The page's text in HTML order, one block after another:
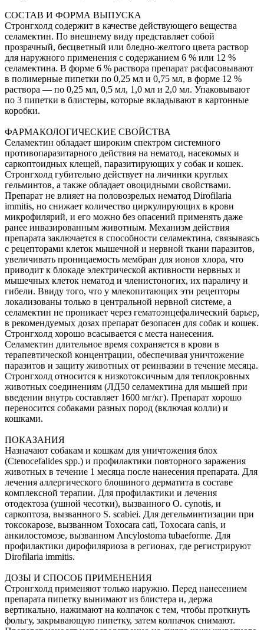
СОСТАВ И ФОРМА ВЫПУСКА
Стронгхолд содержит в качестве действующего вещества
селамектин. По внешнему виду представляет собой
прозрачный, бесцветный или бледно-желтого цвета раствор
для наружного применения с содержанием 6 % или 12 %
селамектина. В форме 6 % раствора препарат расфасовывают
в полимерные пипетки по 0,25 мл и 0,75 мл, в форме 12 %
раствора — по 0,25 мл, 0,5 мл, 1,0 мл и 2,0 мл. Упаковывают
по 3 пипетки в блистеры, которые вкладывают в картонные
коробки.
ФАРМАКОЛОГИЧЕСКИЕ СВОЙСТВА
Селамектин обладает широким спектром системного
противопаразитарного действия на нематод, насекомых и
саркоптоидных клещей, паразитирующих у собак и кошек.
Стронгхолд губительно действует на личинки круглых
гельминтов, а также обладает овоцидными свойствами.
Препарат не влияет на половозрелых нематод Dirofilaria
immitis, но снижает количество циркулирующих в крови
микрофилярий, и его можно без опасений применять даже
ранее инвазированным животным. Механизм действия
препарата заключается в способности селамектина, связываясь
с рецепторами клеток мышечной и нервной ткани паразитов,
увеличивать проницаемость мембран для ионов хлора, что
приводит к блокаде электрической активности нервных и
мышечных клеток нематод и членистоногих, их параличу и
гибели. Ввиду того, что у млекопитающих эти рецепторы
локализованы только в центральной нервной системе, а
селамектин не проникает через гематоэнцефалический барьер,
в рекомендуемых дозах препарат безопасен для собак и кошек.
Стронгхолд хорошо всасывается с места нанесения.
Селамектин длительное время сохраняется в крови в
терапевтической концентрации, обеспечивая уничтожение
паразитов и защиту животных от реинвазии в течение месяца.
Стронгхолд относится к низкотоксичным для теплокровных
животных соединениям (ЛД50 селамектина для мышей при
введении внутрь составляет 1600 мг/кг). Препарат хорошо
переносится собаками разных пород (включая колли) и
кошками.
ПОКАЗАНИЯ
Назначают собакам и кошкам для уничтожения блох
(Сtenocefalides spp.) и профилактики повторного заражения
животных в течение 1 месяца после нанесения препарата. Для
лечения аллергического блошиного дерматита в составе
комплексной терапии. Для профилактики и лечения
отодектоза (ушной чесотки), вызванного O. cynotis, и
саркоптоза, вызванного S. scabiei. Для дегельминтизации при
токсокарозе, вызванном Toxocara cati, Toxocara canis, и
анкилостомозе, вызванном Ancylostoma tubaeforme. Для
профилактики дирофиляриоза в регионах, где регистрируют
Dirofilaria immitis.
ДОЗЫ И СПОСОБ ПРИМЕНЕНИЯ
Стронгхолд применяют только наружно. Перед нанесением
препарата пипетку вынимают из блистера и, держа
вертикально, нажимают на колпачок с тем, чтобы проткнуть
фольгу, закрывающую пипетку, затем колпачок снимают.